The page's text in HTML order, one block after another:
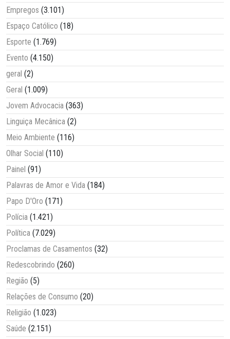
Empregos (3.101)
Espaço Católico (18)
Esporte (1.769)
Evento (4.150)
geral (2)
Geral (1.009)
Jovem Advocacia (363)
Linguiça Mecânica (2)
Meio Ambiente (116)
Olhar Social (110)
Painel (91)
Palavras de Amor e Vida (184)
Papo D'Oro (171)
Polícia (1.421)
Política (7.029)
Proclamas de Casamentos (32)
Redescobrindo (260)
Região (5)
Relações de Consumo (20)
Religião (1.023)
Saúde (2.151)